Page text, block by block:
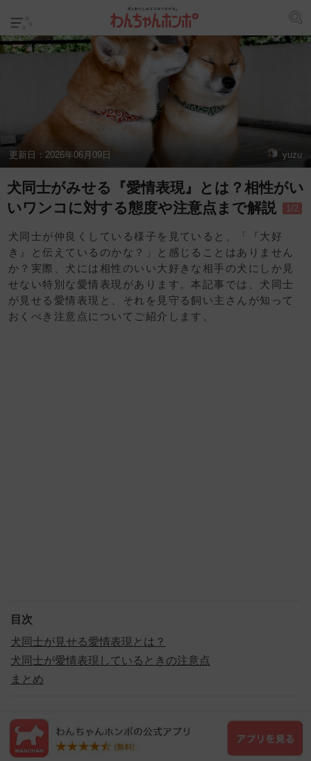
更新日： 2026年06月09日 yuzu
犬同士がみせる『愛情表現』とは？相性がい
いワンコに対する態度や注意点まで解説
1/2
犬同士が仲良くしている様子を見ていると、「『大好
き』と伝えているのかな？」と感じることはありません
か？実際、犬には相性のいい大好きな相手の犬にしか見
せない特別な愛情表現があります。本記事では、犬同士
が見せる愛情表現と、それを見守る飼い主さんが知って
おくべき注意点についてご紹介します。
目次
犬同士が見せる愛情表現とは？
犬同士が愛情表現しているときの注意点
まとめ